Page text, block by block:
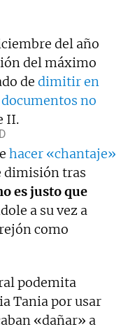
del año
del máximo
de dimitir en
documentos no
II.
hacer «chantaje»
dimisión tras
es justo que
a su vez a
como
podemita
Tania por usar
«dañar» a